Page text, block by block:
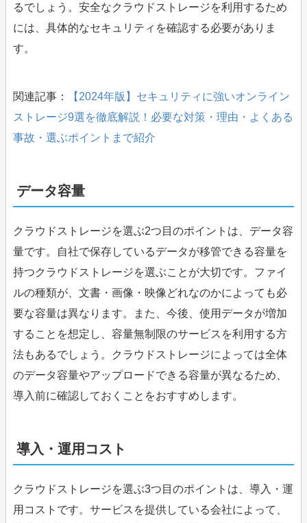
るでしょう。安全なクラウドストレージを利用するため
には、具体的なセキュリティを確認する必要がありま
す。
関連記事：
【2024年版】セキュリティに強いオンライン
ストレージ9選を徹底解説！必要な対策・理由・よくある
事故・選ぶポイントまで紹介
データ容量
クラウドストレージを選ぶ2つ目のポイントは、データ容
量です。自社で保存しているデータが移管できる容量を
持つクラウドストレージを選ぶことが大切です。ファイ
ルの種類が、文書・画像・映像どれなのかによっても必
要な容量は異なります。また、今後、使用データが増加
することを想定し、容量無制限のサービスを利用する方
法もあるでしょう。クラウドストレージによっては全体
のデータ容量やアップロードできる容量が異なるため、
導入前に確認しておくことをおすすめします。
導入・運用コスト
クラウドストレージを選ぶ3つ目のポイントは、導入・運
用コストです。サービスを提供している会社によって、